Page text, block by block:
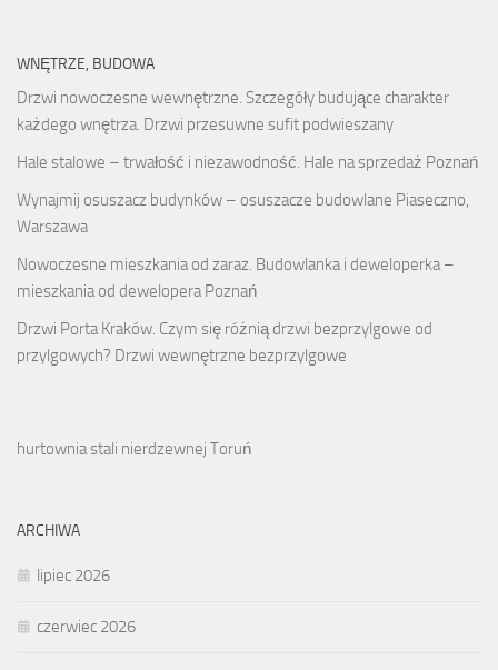
WNĘTRZE, BUDOWA
Drzwi nowoczesne wewnętrzne. Szczegóły budujące charakter
każdego wnętrza. Drzwi przesuwne sufit podwieszany
Hale stalowe – trwałość i niezawodność. Hale na sprzedaż Poznań
Wynajmij osuszacz budynków – osuszacze budowlane Piaseczno,
Warszawa
Nowoczesne mieszkania od zaraz. Budowlanka i deweloperka –
mieszkania od dewelopera Poznań
Drzwi Porta Kraków. Czym się różnią drzwi bezprzylgowe od
przylgowych? Drzwi wewnętrzne bezprzylgowe
hurtownia stali nierdzewnej Toruń
ARCHIWA
lipiec 2026
czerwiec 2026